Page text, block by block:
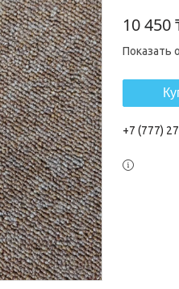
10 450
Показать
+7 (777)